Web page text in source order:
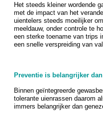
Het steeds kleiner wordende
met de impact van het
uientelers steeds moeilijker
meeldauw, onder controle te
een sterke toename van trips
een snelle verspreiding van
Preventie is belangrijker
Binnen geïntegreerde
tolerante uienrassen daarom
immers belangrijker dan